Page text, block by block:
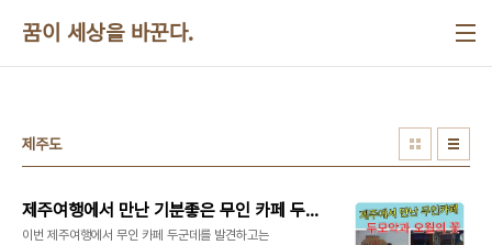
꿈이 세상을 바꾼다.
제주도
제주여행에서 만난 기분좋은 무인 카페 두군데
이번 제주여행에서 무인 카페 두군데를 발견하고는